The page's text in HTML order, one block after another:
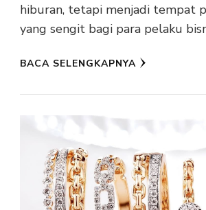
hiburan, tetapi menjadi tempat
yang sengit bagi para pelaku
BACA SELENGKAPNYA